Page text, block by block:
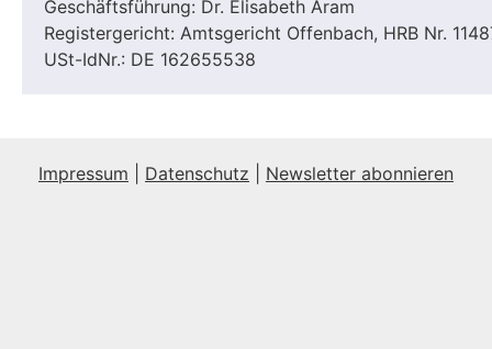
Geschäftsführung: Dr. Elisabeth Aram
Registergericht: Amtsgericht Offenbach, HRB Nr.
USt-IdNr.: DE 162655538
Impressum Datenschutz Newsletter abonnieren